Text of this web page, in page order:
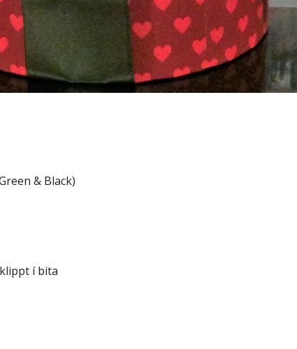
& Black)
í bita